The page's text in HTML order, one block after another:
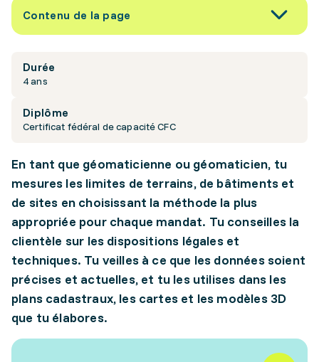
Contenu de la page
Durée
4 ans
Diplôme
Certificat fédéral de capacité CFC
En tant que géomaticienne ou géomaticien, tu
mesures les limites de terrains, de bâtiments et
de sites en choisissant la méthode la plus
appropriée pour chaque mandat. Tu conseilles la
clientèle sur les dispositions légales et
techniques. Tu veilles à ce que les données soient
précises et actuelles, et tu les utilises dans les
plans cadastraux, les cartes et les modèles 3D
que tu élabores.